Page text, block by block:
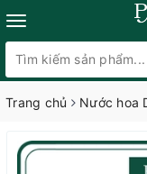
Trang chủ Nước hoa